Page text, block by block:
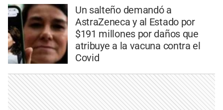
Un salteño demandó a
AstraZeneca y al Estado por
$191 millones por daños que
atribuye a la vacuna contra el
Covid